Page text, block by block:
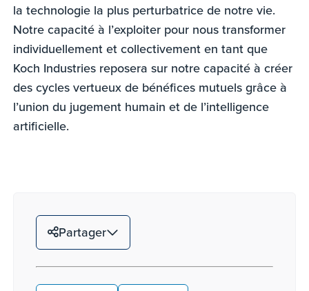
la technologie la plus perturbatrice de notre vie.
Notre capacité à l’exploiter pour nous transformer
individuellement et collectivement en tant que
Koch Industries reposera sur notre capacité à créer
des cycles vertueux de bénéfices mutuels grâce à
l’union du jugement humain et de l’intelligence
artificielle.
Partager